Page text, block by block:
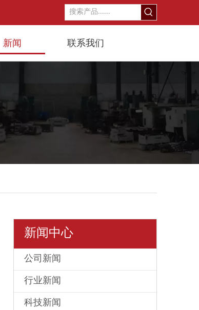
新闻 联系我们
新闻中心
公司新闻
行业新闻
科技新闻